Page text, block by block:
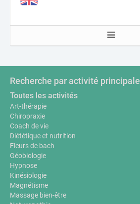
Recherche par activité principale
Toutes les activités
Art-thérapie
Chiropraxie
Coach de vie
Diététique et nutrition
Fleurs de bach
Géobiologie
Hypnose
Kinésiologie
Magnétisme
Massage bien-être